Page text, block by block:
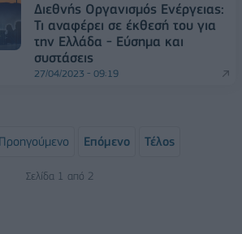
Διεθνής Οργανισμός Ενέργειας:
Τι αναφέρει σε έκθεσή του για
την Ελλάδα - Εύσημα και
συστάσεις
27/04/2023 - 09:19
Προηγούμενο Επόμενο Τέλος
Σελίδα 1 από 2